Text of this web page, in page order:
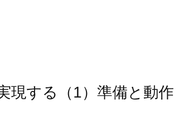
現する（1）準備と動作